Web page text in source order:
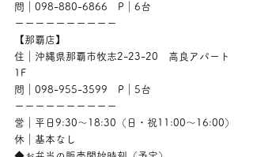
問｜098-880-6866　P｜6台
ーーーーーーーーーー
【那覇店】
住｜沖縄県那覇市牧志2-23-20　高良アパート
1F
問｜098-955-3599　P｜5台
ーーーーーーーーーー
営｜平日9:30〜18:30（日・祝11:00〜16:00）
休｜基本なし